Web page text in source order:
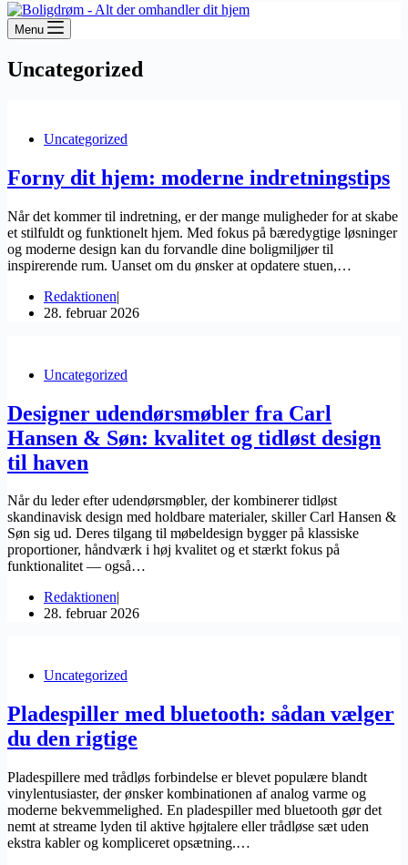
Menu
Uncategorized
Uncategorized
Forny dit hjem: moderne indretningstips
Når det kommer til indretning, er der mange muligheder for at skabe
et stilfuldt og funktionelt hjem. Med fokus på bæredygtige løsninger
og moderne design kan du forvandle dine boligmiljøer til
inspirerende rum. Uanset om du ønsker at opdatere stuen,…
Redaktionen
28. februar 2026
Uncategorized
Designer udendørsmøbler fra Carl
Hansen & Søn: kvalitet og tidløst design
til haven
Når du leder efter udendørsmøbler, der kombinerer tidløst
skandinavisk design med holdbare materialer, skiller Carl Hansen &
Søn sig ud. Deres tilgang til møbeldesign bygger på klassiske
proportioner, håndværk i høj kvalitet og et stærkt fokus på
funktionalitet — også…
Redaktionen
28. februar 2026
Uncategorized
Pladespiller med bluetooth: sådan vælger
du den rigtige
Pladespillere med trådløs forbindelse er blevet populære blandt
vinylentusiaster, der ønsker kombinationen af analog varme og
moderne bekvemmelighed. En pladespiller med bluetooth gør det
nemt at streame lyden til aktive højtalere eller trådløse sæt uden
ekstra kabler og kompliceret opsætning.…